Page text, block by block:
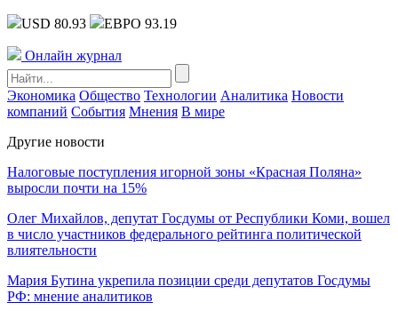
USD 80.93 ЕВРО 93.19
Онлайн журнал
Экономика Общество Технологии Аналитика Новости
компаний События Мнения В мире
Другие новости
Налоговые поступления игорной зоны «Красная Поляна»
выросли почти на 15%
Олег Михайлов, депутат Госдумы от Республики Коми, вошел
в число участников федерального рейтинга политической
влиятельности
Мария Бутина укрепила позиции среди депутатов Госдумы
РФ: мнение аналитиков